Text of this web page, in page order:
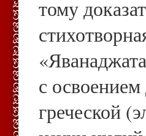
тому
с
греческой